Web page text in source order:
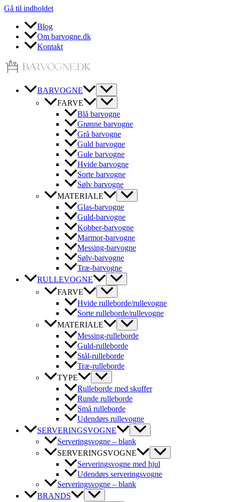
Gå til indholdet
Blog
Om barvogne.dk
Kontakt
BARVOGNE
FARVE
Blå barvogne
Grønne barvogne
Grå barvogne
Guld barvogne
Gule barvogne
Hvide barvogne
Sorte barvogne
Sølv barvogne
MATERIALE
Glas-barvogne
Guld-barvogne
Kobber-barvogne
Marmor-barvogne
Messing-barvogne
Sølv-barvogne
Træ-barvogne
RULLEVOGNE
FARVE
Hvide rulleborde/rullevogne
Sorte rulleborde/rullevogne
MATERIALE
Messing-rulleborde
Guld-rulleborde
Stål-rulleborde
Træ-rulleborde
TYPE
Rulleborde med skuffer
Runde rulleborde
Små rulleborde
Udendørs rullevogne
SERVERINGSVOGNE
Serveringsvogne – blank
SERVERINGSVOGNE
Serveringsvogne med hjul
Udendørs serveringsvogne
Serveringsvogne – blank
BRANDS